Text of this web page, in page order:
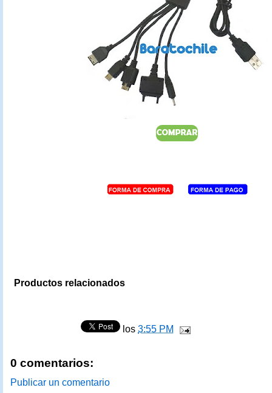
Productos relacionados
los 3:55 PM
0 comentarios:
Publicar un comentario